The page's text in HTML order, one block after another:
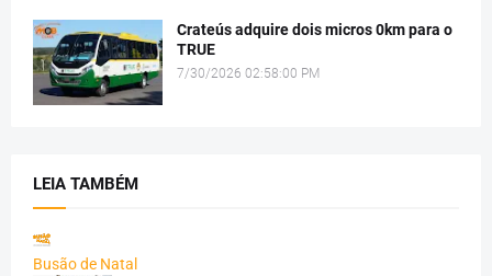
Crateús adquire dois micros 0km para o
TRUE
7/30/2026 02:58:00 PM
LEIA TAMBÉM
Busão de Natal